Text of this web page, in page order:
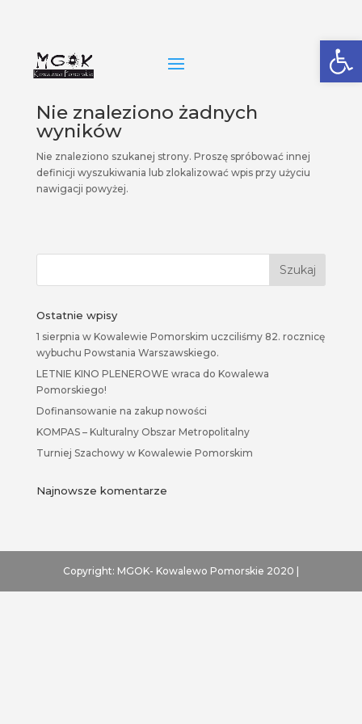
Nie znaleziono żadnych
wyników
Nie znaleziono szukanej strony. Proszę spróbować innej
definicji wyszukiwania lub zlokalizować wpis przy użyciu
nawigacji powyżej.
Ostatnie wpisy
1 sierpnia w Kowalewie Pomorskim uczciliśmy 82. rocznicę
wybuchu Powstania Warszawskiego.
LETNIE KINO PLENEROWE wraca do Kowalewa
Pomorskiego!
Dofinansowanie na zakup nowości
KOMPAS – Kulturalny Obszar Metropolitalny
Turniej Szachowy w Kowalewie Pomorskim
Najnowsze komentarze
Copyright: MGOK- Kowalewo Pomorskie 2020 |